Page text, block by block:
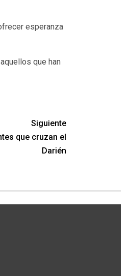
esperanza
que han
Siguiente
que cruzan el
Darién